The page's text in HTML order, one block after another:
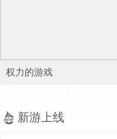
权力的游戏
新游上线